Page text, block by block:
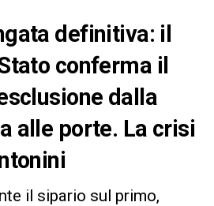
definitiva: il
conferma il
dalla
alle porte. La crisi
il sipario sul primo,